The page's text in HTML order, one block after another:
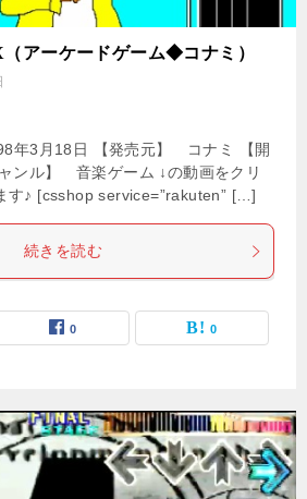
アーケードゲーム◆コナミ）
年3月18日 【発売元】 コナミ 【開
ンル】 音楽ゲーム ↓の動画をクリ
す♪ [csshop service=”rakuten” […]
続きを読む
0 0